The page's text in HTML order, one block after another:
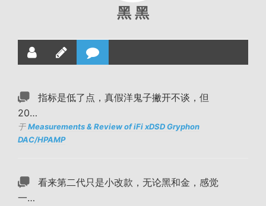
黑 黑
指标是低了点，真假洋鬼子撇开不谈，但
20…
于Measurements & Review of iFi xDSD Gryphon
DAC/HPAMP
看来第二代只是小改款，无论黑和金，感觉
一…